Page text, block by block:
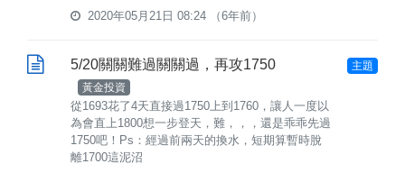
2020年05月21日 08:24
（6年前）
5/20關關難過關關過，再攻1750
黃金投資
從1693花了4天直接過1750上到1760，讓人一度以
為會直上1800想一步登天，難，，，還是乖乖先過
1750吧！Ps：經過前兩天的換水，短期算暫時脫
離1700這泥沼
主題